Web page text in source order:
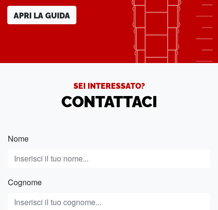
APRI LA GUIDA
SEI INTERESSATO?
CONTATTACI
Nome
Cognome